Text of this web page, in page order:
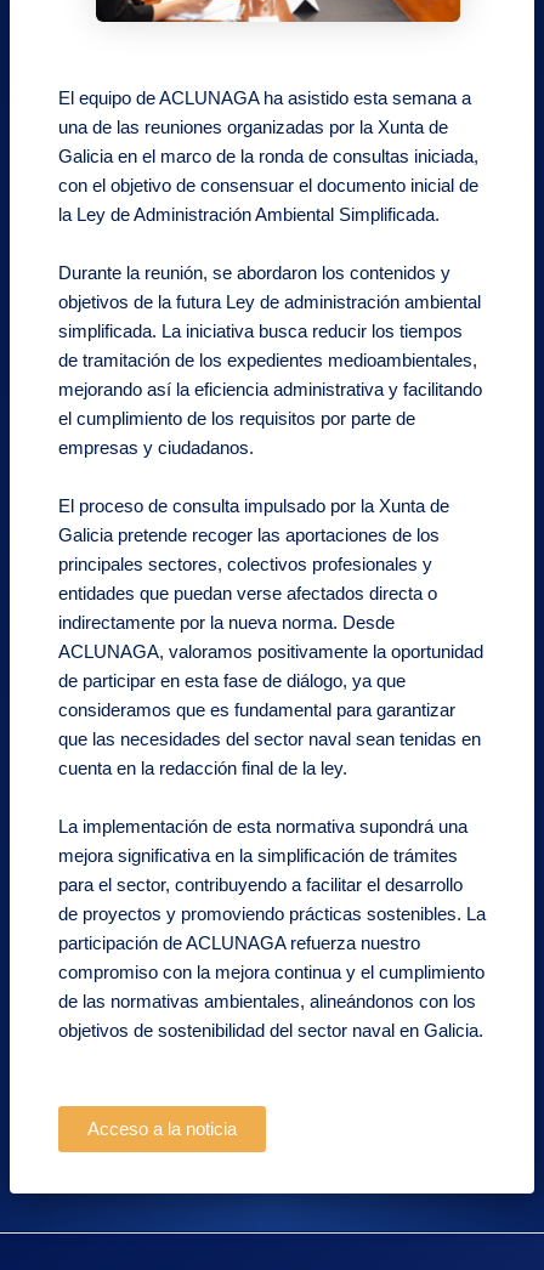
El equipo de ACLUNAGA ha asistido esta semana a
una de las reuniones organizadas por la Xunta de
Galicia en el marco de la ronda de consultas iniciada,
con el objetivo de consensuar el documento inicial de
la Ley de Administración Ambiental Simplificada.
Durante la reunión, se abordaron los contenidos y
objetivos de la futura Ley de administración ambiental
simplificada. La iniciativa busca reducir los tiempos
de tramitación de los expedientes medioambientales,
mejorando así la eficiencia administrativa y facilitando
el cumplimiento de los requisitos por parte de
empresas y ciudadanos.
El proceso de consulta impulsado por la Xunta de
Galicia pretende recoger las aportaciones de los
principales sectores, colectivos profesionales y
entidades que puedan verse afectados directa o
indirectamente por la nueva norma. Desde
ACLUNAGA, valoramos positivamente la oportunidad
de participar en esta fase de diálogo, ya que
consideramos que es fundamental para garantizar
que las necesidades del sector naval sean tenidas en
cuenta en la redacción final de la ley.
La implementación de esta normativa supondrá una
mejora significativa en la simplificación de trámites
para el sector, contribuyendo a facilitar el desarrollo
de proyectos y promoviendo prácticas sostenibles. La
participación de ACLUNAGA refuerza nuestro
compromiso con la mejora continua y el cumplimiento
de las normativas ambientales, alineándonos con los
objetivos de sostenibilidad del sector naval en Galicia.
Acceso a la noticia